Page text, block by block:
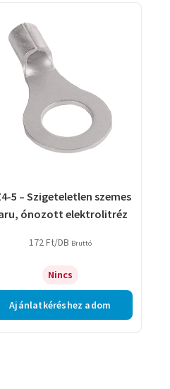
5 – Szigeteletlen szemes
ónozott elektrolitréz
172Ft/DB Bruttó
Nincs
Ajánlatkéréshez adom